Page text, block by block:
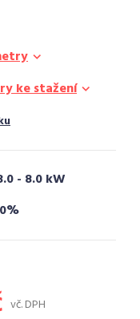
ke stažení
- 8.0 kW
vč. DPH